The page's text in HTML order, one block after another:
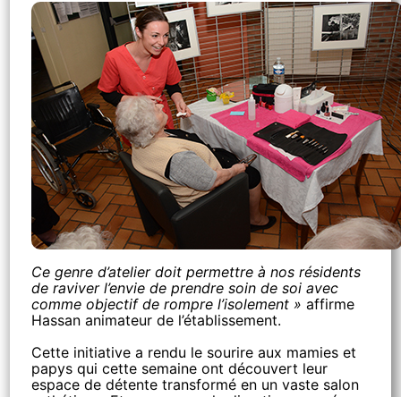
Ce genre d’atelier doit permettre à nos résidents
de raviver l’envie de prendre soin de soi avec
comme objectif de rompre l’isolement »affirme
Hassan animateur de l’établissement.
Cette initiative a rendu le sourire aux mamies et
papys qui cette semaine ont découvert leur
espace de détente transformé en un vaste salon